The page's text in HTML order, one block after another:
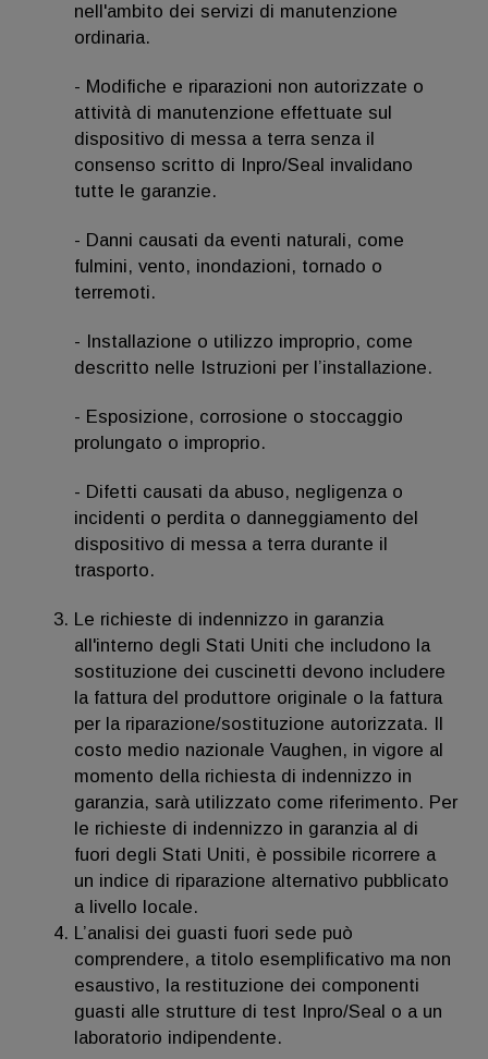
nell'ambito dei servizi di manutenzione
ordinaria.
- Modifiche e riparazioni non autorizzate o
attività di manutenzione effettuate sul
dispositivo di messa a terra senza il
consenso scritto di Inpro/Seal invalidano
tutte le garanzie.
- Danni causati da eventi naturali, come
fulmini, vento, inondazioni, tornado o
terremoti.
- Installazione o utilizzo improprio, come
descritto nelle Istruzioni per l’installazione.
- Esposizione, corrosione o stoccaggio
prolungato o improprio.
- Difetti causati da abuso, negligenza o
incidenti o perdita o danneggiamento del
dispositivo di messa a terra durante il
trasporto.
Le richieste di indennizzo in garanzia
all'interno degli Stati Uniti che includono la
sostituzione dei cuscinetti devono includere
la fattura del produttore originale o la fattura
per la riparazione/sostituzione autorizzata. Il
costo medio nazionale Vaughen, in vigore al
momento della richiesta di indennizzo in
garanzia, sarà utilizzato come riferimento. Per
le richieste di indennizzo in garanzia al di
fuori degli Stati Uniti, è possibile ricorrere a
un indice di riparazione alternativo pubblicato
a livello locale.
L’analisi dei guasti fuori sede può
comprendere, a titolo esemplificativo ma non
esaustivo, la restituzione dei componenti
guasti alle strutture di test Inpro/Seal o a un
laboratorio indipendente.